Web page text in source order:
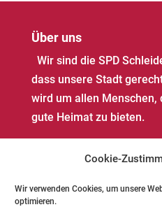
Cookie-
Wir verwenden Cookies, um unsere
optimieren.
Über uns
Wir sind die SPD
dass unsere Stadt
wird um allen Menschen,
gute Heimat zu bieten.